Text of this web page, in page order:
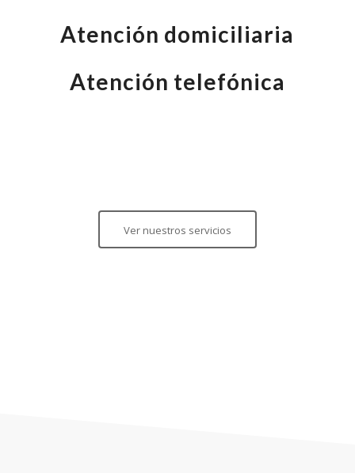
Atención domiciliaria
Atención telefónica
Ver nuestros servicios